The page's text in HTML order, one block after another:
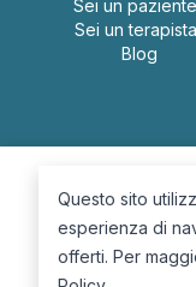
Sei un
Sei un
Blog
Questo sito
esperienza di
offerti. Per